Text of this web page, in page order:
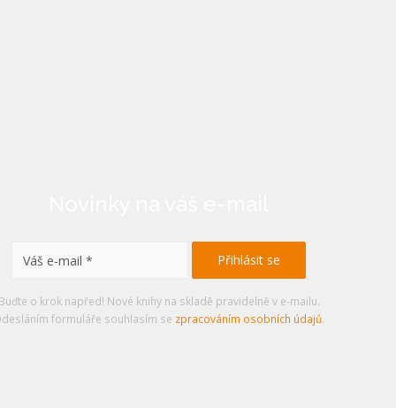
Buďte o krok napřed! Nové knihy na skladě pravidelně v e-mailu.
formuláře souhlasím se zpracováním osobních údajů.